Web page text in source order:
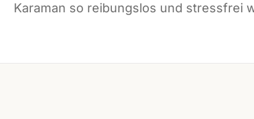
Karaman so reibungslos und stressfrei